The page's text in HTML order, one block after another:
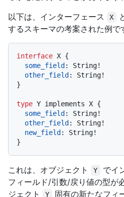
以下は、インターフェース
X
するスキーマの考案された例で
interface X {
some_field : String!
other_field : String!
}
type Y implements X {
some_field : String!
other_field : String!
new_field : String!
}
これは、オブジェクト Y でイ
フィールド/引数/戻り値の型が
ジェクト
Y 固有の新たなフィ